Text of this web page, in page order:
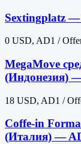
Sextingplatz
0 USD, AD1 /
MegaMove
(Индонезия)
18 USD, AD1 /
Coffe-in
(Италия) —